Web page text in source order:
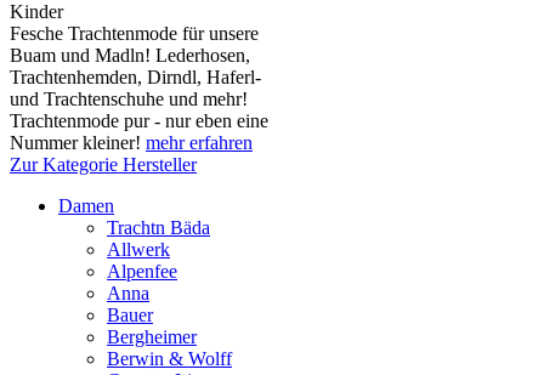
Kinder
Fesche Trachtenmode für unsere
Buam und Madln! Lederhosen,
Trachtenhemden, Dirndl, Haferl-
und Trachtenschuhe und mehr!
Trachtenmode pur - nur eben eine
Nummer kleiner! mehr erfahren
Zur Kategorie Hersteller
Damen
Trachtn Bäda
Allwerk
Alpenfee
Anna
Bauer
Bergheimer
Berwin & Wolff